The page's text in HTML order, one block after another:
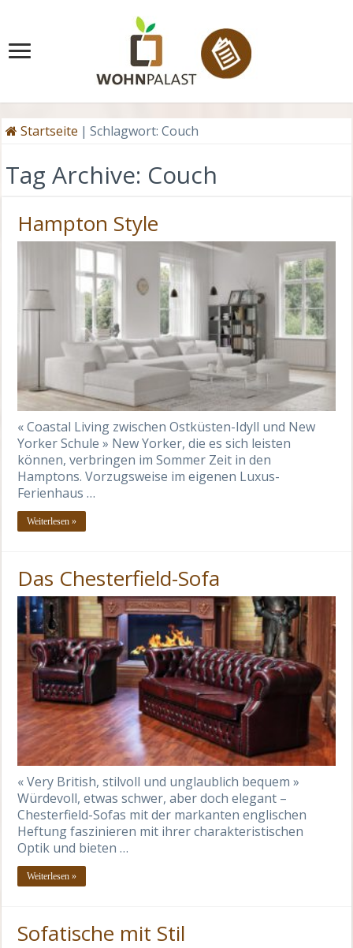
Startseite | Schlagwort:Couch
Tag Archive: Couch
Hampton Style
« Coastal Living zwischen Ostküsten-Idyll und New
Yorker Schule » New Yorker, die es sich leisten
können, verbringen im Sommer Zeit in den
Hamptons. Vorzugsweise im eigenen Luxus-
Ferienhaus …
Weiterlesen »
Das Chesterfield-Sofa
« Very British, stilvoll und unglaublich bequem »
Würdevoll, etwas schwer, aber doch elegant –
Chesterfield-Sofas mit der markanten englischen
Heftung faszinieren mit ihrer charakteristischen
Optik und bieten …
Weiterlesen »
Sofatische mit Stil